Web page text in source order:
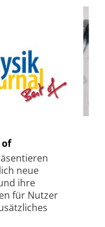
of
neue
ihre
für Nutzer
auf
Raum